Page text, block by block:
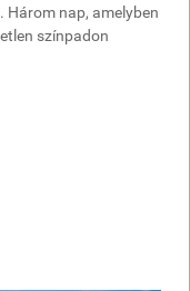
Három nap, amelyben
színpadon